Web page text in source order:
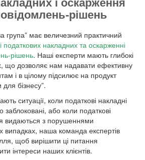
і оскарження
рішень
група” має величезний практичний
податкових накладних та оскарженні
рішень. Наші експерти мають глибокі
що дозволяє нам надавати ефективну
і в цілому підсилює на продукт
для бізнесу”.
ситуації, коли податкові накладні
або коли податкові
видаються з порушеннями
випадках, наша команда експертів
щоб вирішити ці питання
інтереси наших клієнтів.